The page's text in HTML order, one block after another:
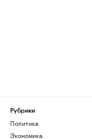
Рубрики
Политика
Экономика